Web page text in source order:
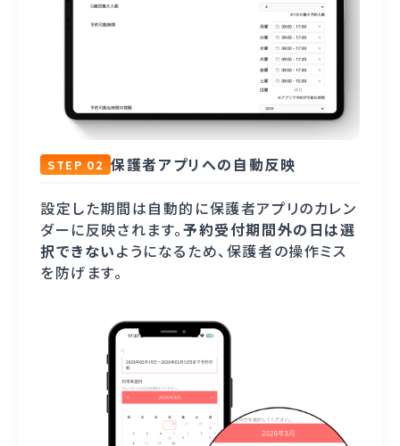
STEP 02 保護者アプリへの自動反映
設定した期間は自動的に保護者アプリのカレン
ダーに反映されます。予約受付期間外の日は選
択できないようになるため、保護者の操作ミス
を防げます。